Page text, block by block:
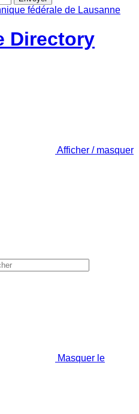
Directory
Afficher / masquer
Masquer le